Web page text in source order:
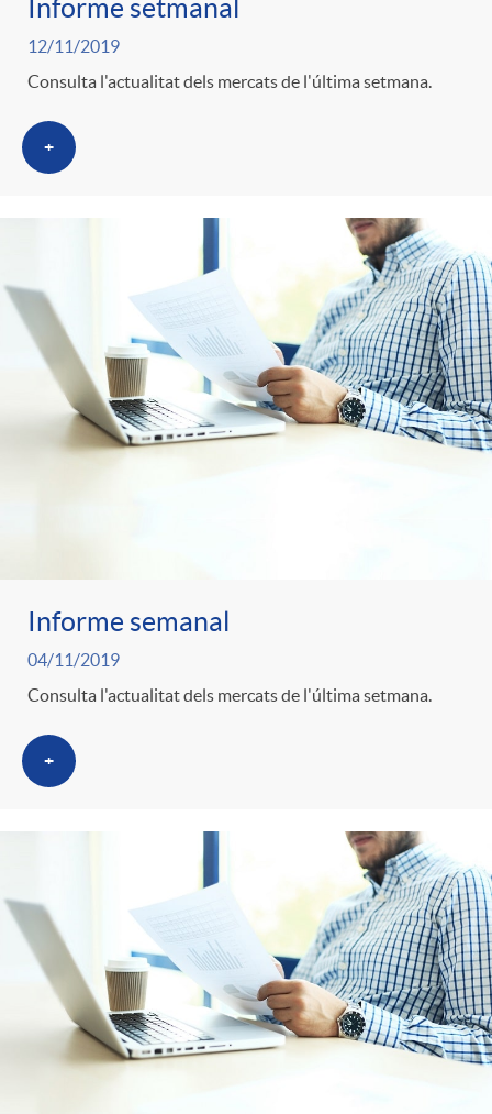
Informe setmanal
12/11/2019
Consulta l'actualitat dels mercats de l'última setmana.
+
Informe semanal
04/11/2019
Consulta l'actualitat dels mercats de l'última setmana.
+